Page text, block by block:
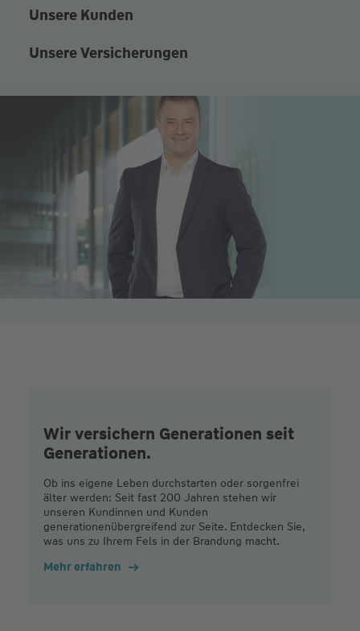
Unsere Kunden
Unsere Versicherungen
Wir versichern Generationen seit
Generationen.
Ob ins eigene Leben durchstarten oder sorgenfrei
älter werden: Seit fast 200 Jahren stehen wir
unseren Kundinnen und Kunden
generationenübergreifend zur Seite. Entdecken Sie,
was uns zu Ihrem Fels in der Brandung macht.
Mehr erfahren